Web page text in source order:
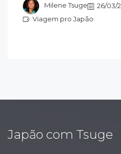
Milene Tsuge
26/03/
Viagem pro Japão
Japão com Tsuge